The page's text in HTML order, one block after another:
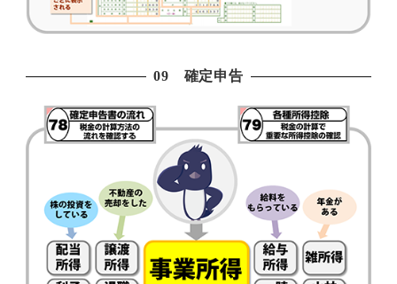
09 確定申告